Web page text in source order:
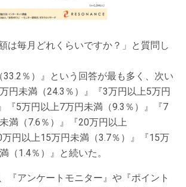
は毎月どれくらいですか？」と質問し
％）』という回答が最も多く、次い
円未満（24.3％）』『3万円以上5万円
『5万円以上7万円未満（9.3％）』『7
満（7.6％）』『20万円以上
万円以上15万円未満（3.7％）』『15万
（1.4％）』と続いた。
『アンケートモニター』や『ポイント